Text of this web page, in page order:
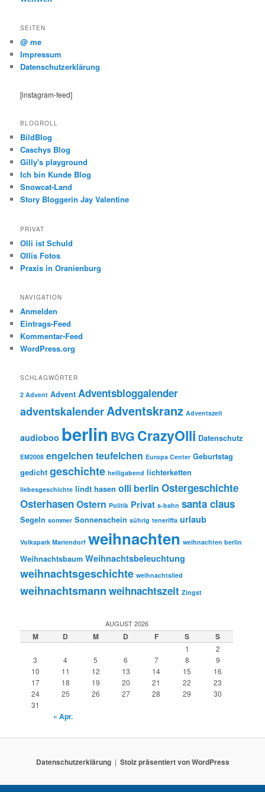
SEITEN
@ me
Impressum
Datenschutzerklärung
[instagram-feed]
BLOGROLL
BildBlog
Caschys Blog
Gilly's playground
Ich bin Kunde Blog
Snowcat-Land
Story Bloggerin Jay Valentine
PRIVAT
Olli ist Schuld
Ollis Fotos
Praxis in Oranienburg
NAVIGATION
Anmelden
Eintrags-Feed
Kommentar-Feed
WordPress.org
SCHLAGWÖRTER
2 Advent Advent Adventsbloggalender
adventskalenderAdventskranz Adventszeit
audioboo berlin BVG CrazyOlli Datenschutz
EM2008 engelchen teufelchen Europa Center Geburtstag
gedicht geschichte heiligabend lichterketten
liebesgeschichte lindt hasen olli berlin Ostergeschichte
OsterhasenOstern Politik Privat s-bahn santa claus
Segeln sommer Sonnenschein sührig teneriffa urlaub
Volkspark Mariendorf weihnachten weihnachten berlin
Weihnachtsbaum Weihnachtsbeleuchtung
weihnachtsgeschichte weihnachtslied
weihnachtsmann weihnachtszeit Zingst
AUGUST 2026
M D M D F S S
1
2
3
4 5 6 7 8
9
10
11 12 13 14 15
16
17
18 19 20 21 22
23
24
25 26 27 28 29
30
31
« Apr.
Datenschutzerklärung Stolz präsentiert von WordPress